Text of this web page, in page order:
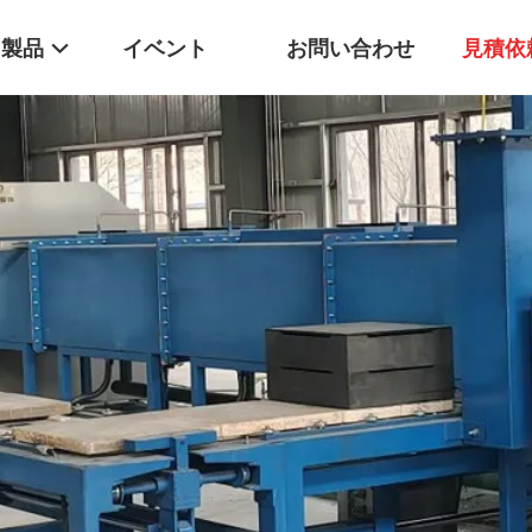
製品 イベント お問い合わせ 見積依